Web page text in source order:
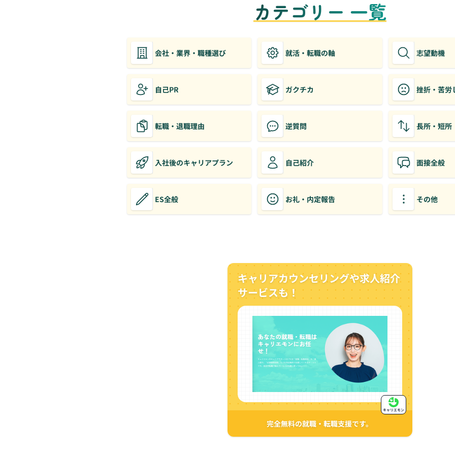
カテゴリー 一覧
会社・業界・職種選び 就活・転職の軸 志望動機
自己PR ガクチカ 挫折・苦労
転職・退職理由 逆質問 長所・短所
入社後のキャリアプラン 自己紹介 面接全般
ES全般 お礼・内定報告 その他
キャリアカウンセリングや求人紹介
サービスも！
完全無料の就職・転職支援です。
キャリエモン